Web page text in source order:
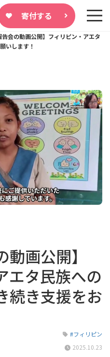
寄付する
告会の動画公開】フィリピン・アエタ
いします！
動画公開】
エタ民族への
続き支援をお
#フィリピン
2025.10.23